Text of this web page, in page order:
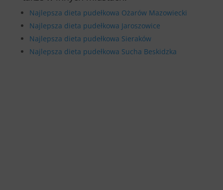
Najlepsza dieta pudełkowa Ożarów Mazowiecki
Najlepsza dieta pudełkowa Jaroszowice
Najlepsza dieta pudełkowa Sieraków
Najlepsza dieta pudełkowa Sucha Beskidzka